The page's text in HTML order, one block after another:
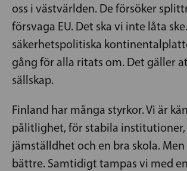
oss i västvärlden. De försöker
försvaga EU. Det ska vi inte låta
säkerhetspolitiska
gång för alla ritats om. Det gäller
sällskap.
Finland har många styrkor. Vi är
pålitlighet, för stabila
jämställdhet och en bra skola.
bättre. Samtidigt tampas vi med